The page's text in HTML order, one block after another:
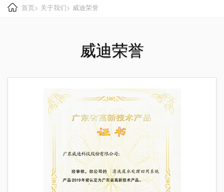
首页> 关于我们> 威迪荣誉
威迪荣誉